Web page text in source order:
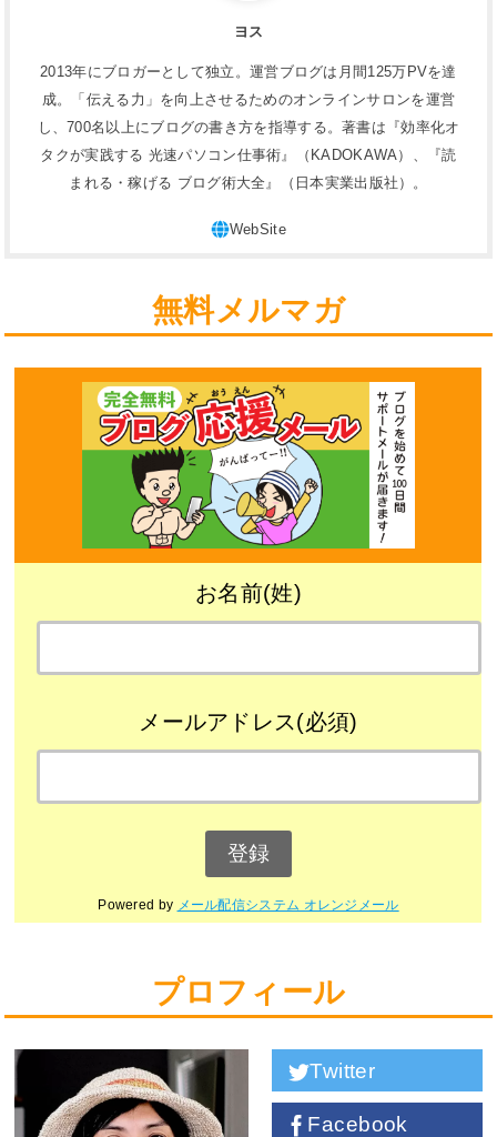
ヨス
2013年にブロガーとして独立。運営ブログは月間125万PVを達
成。「伝える力」を向上させるためのオンラインサロンを運営
し、700名以上にブログの書き方を指導する。著書は『効率化オ
タクが実践する 光速パソコン仕事術』（KADOKAWA）、『読
まれる・稼げる ブログ術大全』（日本実業出版社）。
無料メルマガ
お名前(姓)
メールアドレス(必須)
Powered by メール配信システム オレンジメール
プロフィール
Twitter
Facebook